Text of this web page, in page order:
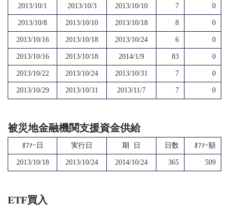
2013/10/1 2013/10/3 2013/10/10 7 0
2013/10/8 2013/10/10 2013/10/18 8 0
2013/10/16 2013/10/18 2013/10/24 6 0
2013/10/16 2013/10/18 2014/1/9 83 0
2013/10/22 2013/10/24 2013/10/31 7 0
2013/10/29 2013/10/31 2013/11/7 7 0
被災地金融機関支援資金供給
ｵﾌｧｰ日 実行日 期 日 日数 ｵﾌｧｰ額
2013/10/18 2013/10/24 2014/10/24 365 509
ETF買入